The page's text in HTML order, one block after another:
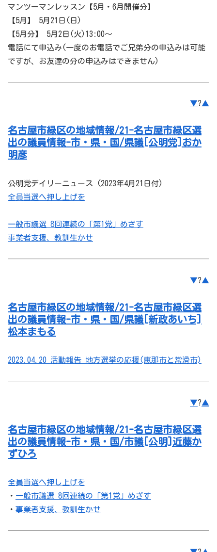
マンツーマンレッスン【5月・6月開催分】
【5月】 5月21日(日)
【5月分】 5月2日(火)13:00～
電話にて申込み(一度のお電話でご兄弟分の申込みは可能
ですが、お友達の分の申込みはできません)
▼?▲
名古屋市緑区の地域情報/21-名古屋市緑区選
出の議員情報-市・県・国/県議[公明党]おか
明彦
公明党デイリーニュース (2023年4月21日付)
全員当選へ押し上げを
一般市議選 8回連続の「第1党」めざす
事業者支援、教訓生かせ
▼?▲
名古屋市緑区の地域情報/21-名古屋市緑区選
出の議員情報-市・県・国/県議[新政あいち]
松本まもる
2023.04.20 活動報告 地方選挙の応援(恵那市と常滑市)
▼?▲
名古屋市緑区の地域情報/21-名古屋市緑区選
出の議員情報-市・県・国/市議[公明]近藤か
ずひろ
全員当選へ押し上げを
・ 一般市議選 8回連続の「第1党」めざす
・ 事業者支援、教訓生かせ